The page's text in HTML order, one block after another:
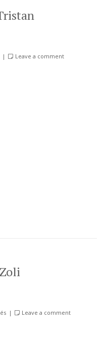
Leave a comment
Leave a comment